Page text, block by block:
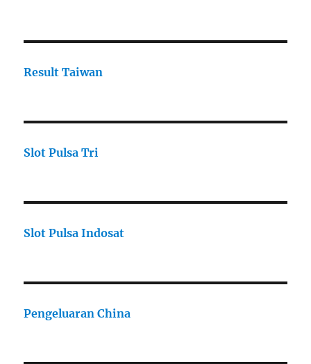
Result Taiwan
Slot Pulsa Tri
Slot Pulsa Indosat
Pengeluaran China